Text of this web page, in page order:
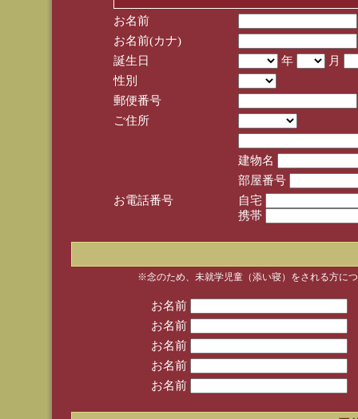
お名前
お名前(カナ)
誕生日
年
月
性別
郵便番号
ご住所
建物名
部屋番号
お電話番号
自宅
携帯
※念のため、未就学児童（添い寝）をされる方に
お名前
お名前
お名前
お名前
お名前